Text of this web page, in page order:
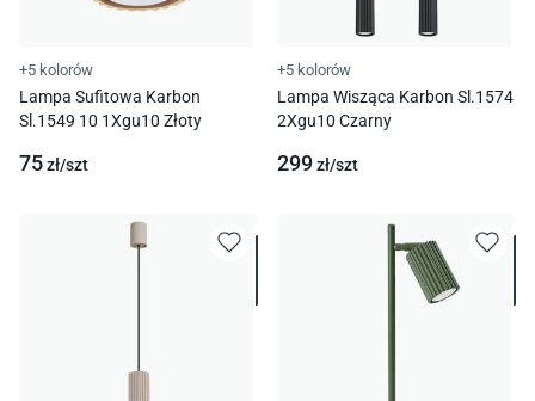
+5 kolorów
Lampa Sufitowa Karbon
Sl.1549 10 1Xgu10 Złoty
75zł/szt
+5 kolorów
Lampa Wisząca Karbon Sl.1574
2Xgu10 Czarny
299zł/szt